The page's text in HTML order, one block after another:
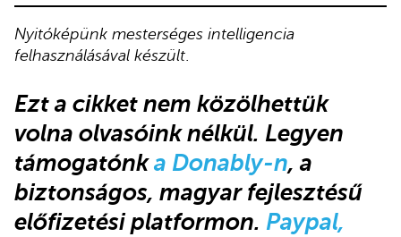
Nyitóképünk mesterséges intelligencia
felhasználásával készült
Ezt a cikket nem közölhettük
volna olvasóink nélkül. Legyen
támogatónka Donably-n, a
biztonságos, magyar fejlesztésű
előfizetési platformon. Paypal,